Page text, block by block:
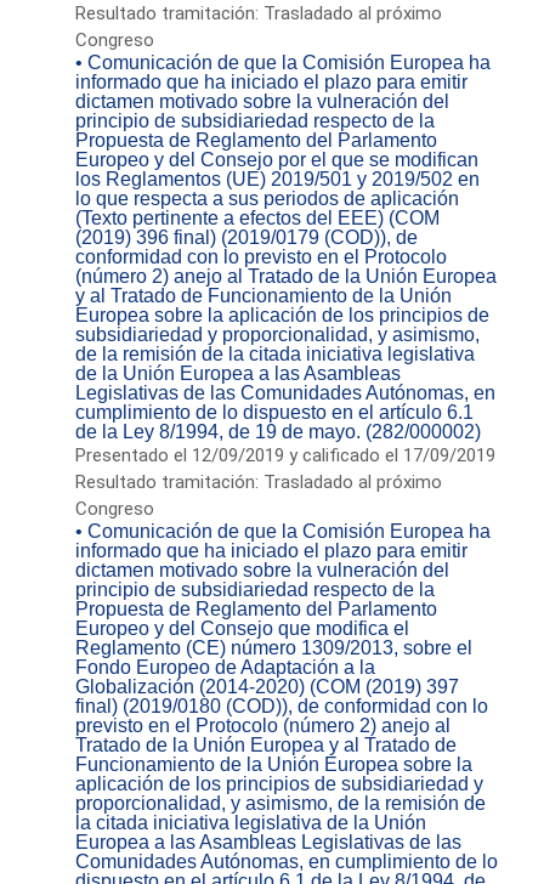
Resultado tramitación: Trasladado al próximo
Congreso
• Comunicación de que la Comisión Europea ha
informado que ha iniciado el plazo para emitir
dictamen motivado sobre la vulneración del
principio de subsidiariedad respecto de la
Propuesta de Reglamento del Parlamento
Europeo y del Consejo por el que se modifican
los Reglamentos (UE) 2019/501 y 2019/502 en
lo que respecta a sus periodos de aplicación
(Texto pertinente a efectos del EEE) (COM
(2019) 396 final) (2019/0179 (COD)), de
conformidad con lo previsto en el Protocolo
(número 2) anejo al Tratado de la Unión Europea
y al Tratado de Funcionamiento de la Unión
Europea sobre la aplicación de los principios de
subsidiariedad y proporcionalidad, y asimismo,
de la remisión de la citada iniciativa legislativa
de la Unión Europea a las Asambleas
Legislativas de las Comunidades Autónomas, en
cumplimiento de lo dispuesto en el artículo 6.1
de la Ley 8/1994, de 19 de mayo. (282/000002)
Presentado el 12/09/2019 y calificado el 17/09/2019
Resultado tramitación: Trasladado al próximo
Congreso
• Comunicación de que la Comisión Europea ha
informado que ha iniciado el plazo para emitir
dictamen motivado sobre la vulneración del
principio de subsidiariedad respecto de la
Propuesta de Reglamento del Parlamento
Europeo y del Consejo que modifica el
Reglamento (CE) número 1309/2013, sobre el
Fondo Europeo de Adaptación a la
Globalización (2014-2020) (COM (2019) 397
final) (2019/0180 (COD)), de conformidad con lo
previsto en el Protocolo (número 2) anejo al
Tratado de la Unión Europea y al Tratado de
Funcionamiento de la Unión Europea sobre la
aplicación de los principios de subsidiariedad y
proporcionalidad, y asimismo, de la remisión de
la citada iniciativa legislativa de la Unión
Europea a las Asambleas Legislativas de las
Comunidades Autónomas, en cumplimiento de lo